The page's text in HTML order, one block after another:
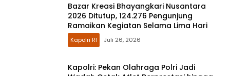
Bazar Kreasi Bhayangkari Nusantara
2026 Ditutup, 124.276 Pengunjung
Ramaikan Kegiatan Selama Lima Hari
Kapolri RI Juli 26, 2026
Kapolri: Pekan Olahraga Polri Jadi